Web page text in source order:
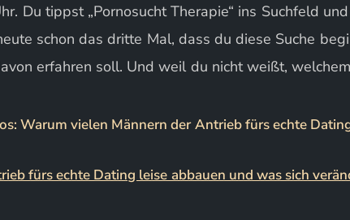
Du tippst „Pornosucht Therapie“ ins Suchfeld
schon das dritte Mal, dass du diese Suche
erfahren soll. Und weil du nicht weißt,
Warum vielen Männern der Antrieb fürs echte